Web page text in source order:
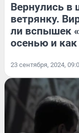
Вернулись в
ветрянку.
ли вспышек
осенью и
23 сентября, 2024,